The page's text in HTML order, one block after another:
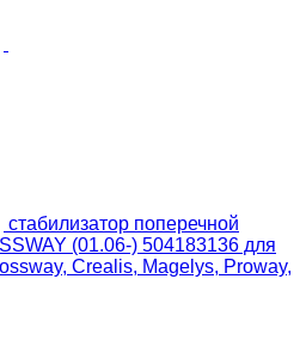
стабилизатор поперечной
(01.06-) 504183136 для
Crealis, Magelys, Proway,